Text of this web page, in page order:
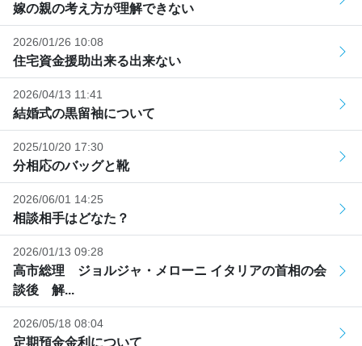
嫁の親の考え方が理解できない
2026/01/26 10:08
住宅資金援助出来る出来ない
2026/04/13 11:41
結婚式の黒留袖について
2025/10/20 17:30
分相応のバッグと靴
2026/06/01 14:25
相談相手はどなた？
2026/01/13 09:28
高市総理 ジョルジャ・メローニ イタリアの首相の会
談後 解...
2026/05/18 08:04
定期預金金利について